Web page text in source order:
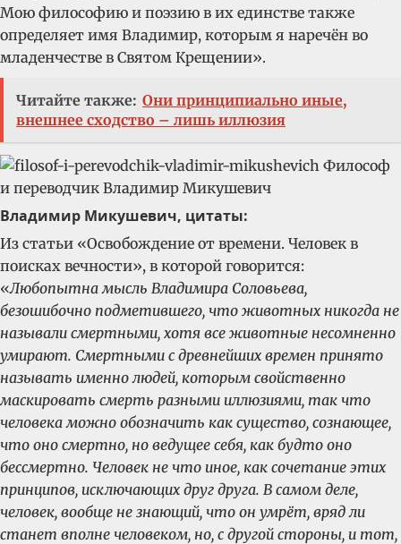
Мою философию и поэзию в их единстве также
определяет имя Владимир, которым я наречён во
младенчестве в Святом Крещении».
Читайте также: Они принципиально иные,
внешнее сходство – лишь иллюзия
Владимир Микушевич, цитаты:
Из статьи «Освобождение от времени. Человек в
поисках вечности», в которой говорится:
«Любопытна мысль Владимира Соловьева,
безошибочно подметившего, что животных никогда не
называли смертными, хотя все животные несомненно
умирают. Смертными с древнейших времен принято
называть именно людей, которым свойственно
маскировать смерть разными иллюзиями, так что
человека можно обозначить как существо, сознающее,
что оно смертно, но ведущее себя, как будто оно
бессмертно. Человек не что иное, как сочетание этих
принципов, исключающих друг друга. В самом деле,
человек, вообще не знающий, что он умрёт, вряд ли
станет вполне человеком, но, с другой стороны, и тот,